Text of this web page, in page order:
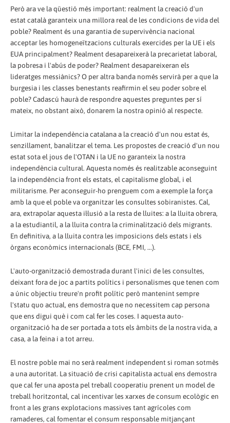
Però ara ve la qüestió més important: realment la creació d'un
estat català garanteix una millora real de les condicions de vida del
poble? Realment és una garantia de supervivència nacional
acceptar les homogeneïtzacions culturals exercides per la UE i els
EUA principalment? Realment desapareixerà la precarietat laboral,
la pobresa i l'abús de poder? Realment desapareixeran els
lideratges messiànics? O per altra banda només servirà per a que la
burgesia i les classes benestants reafirmin el seu poder sobre el
poble? Cadascú haurà de respondre aquestes preguntes per sí
mateix, no obstant això, donarem la nostra opinió al respecte.
Limitar la independència catalana a la creació d'un nou estat és,
senzillament, banalitzar el tema. Les propostes de creació d'un nou
estat sota el jous de l'OTAN i la UE no garanteix la nostra
independència cultural. Aquesta només és realitzable aconseguint
la independència front els estats, el capitalisme global, i el
militarisme. Per aconseguir-ho prenguem com a exemple la força
amb la que el poble va organitzar les consultes sobiranistes. Cal,
ara, extrapolar aquesta il·lusió a la resta de lluites: a la lluita obrera,
a la estudiantil, a la lluita contra la criminalització dels migrants.
En definitiva, a la lluita contra les imposicions dels estats i els
òrgans econòmics internacionals (BCE, FMI, ...).
L'auto-organització demostrada durant l'inici de les consultes,
deixant fora de joc a partits polítics i personalismes que tenen com
a únic objectiu treure'n profit polític però mantenint sempre
l'statu quo actual, ens demostra que no necessitem cap persona
que ens digui què i com cal fer les coses. I aquesta auto-
organització ha de ser portada a tots els àmbits de la nostra vida, a
casa, a la feina i a tot arreu.
El nostre poble mai no serà realment independent si roman sotmès
a una autoritat. La situació de crisi capitalista actual ens demostra
que cal fer una aposta pel treball cooperatiu prenent un model de
treball horitzontal, cal incentivar les xarxes de consum ecològic en
front a les grans explotacions massives tant agrícoles com
ramaderes, cal fomentar el consum responsable mitjançant